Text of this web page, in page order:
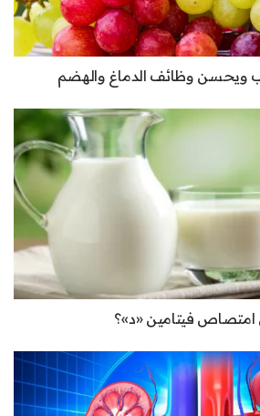
ويحسن وظائف الدماغ والهضم
فيتامين «د»؟